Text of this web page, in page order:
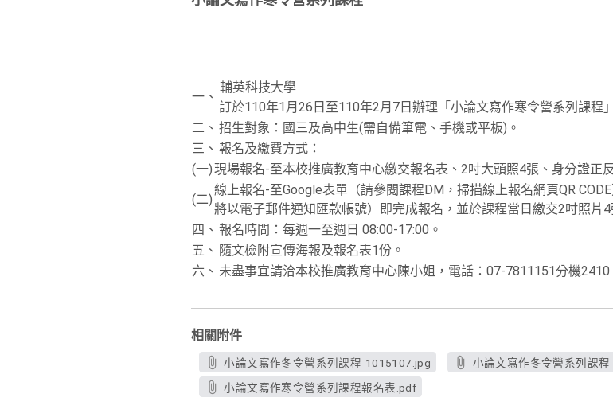
一、
輔英科技大學
訂於110年1月26日至110年2月7日辦理「小論文寫作寒令營系列課程
二、 招生對象：國三及高中生(需自備筆電、手機或平板)。
三、 報名及繳費方式：
(一)現場報名-至本校推廣教育中心繳交報名表、2吋大頭照4張、身分證正
(二)
線上報名-至Google表單（請參閱課程DM，掃描線上報名網頁QR
將以電子郵件通知匯款帳號）即完成報名，並於課程當日繳交2吋照片
四、 報名時間：每週一至週日 08:00-17:00。
五、 隨文檢附宣傳海報及報名表1份。
六、 未盡事宜請洽本校推廣教育中心陳小姐，電話：07-7811151分機2410
相關附件
小論文寫作冬令營系列課程-1015107.jpg
小論文寫作冬令營系列課
小論文寫作寒令營系列課程報名表.pdf